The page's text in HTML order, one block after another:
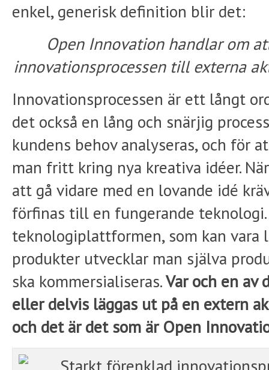
enkel, generisk definition blir det:
Open Innovation handlar om
innovationsprocessen till externa
Innovationsprocessen är ett långt
det också en lång och snärjig
kundens behov analyseras, och för
man fritt kring nya kreativa idéer.
att gå vidare med en lovande idé
förfinas till en fungerande
teknologiplattformen, som kan
produkter utvecklar man själva
ska kommersialiseras.Var och en av
eller delvis läggas ut på en extern
och det är det som är Open